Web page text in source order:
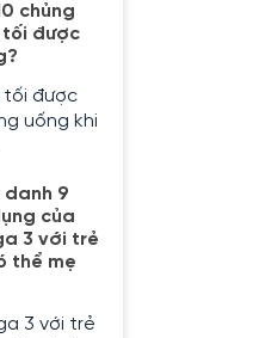
chủng
tối được
tối được
uống khi
9
của
3 với trẻ
thể mẹ
3 với trẻ